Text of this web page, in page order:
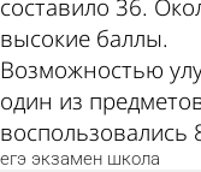
составило 36.
высокие баллы.
Возможностью
один из
егэ экзамен школа